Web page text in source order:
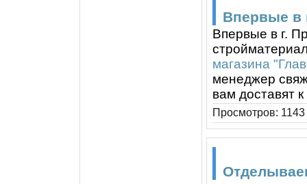
Впервые в
Впервые в г.
магазина
менеджер
вам доставят
Просмотров: